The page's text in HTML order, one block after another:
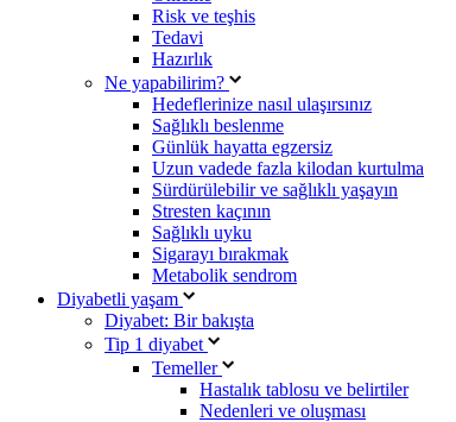
Risk ve teşhis
Tedavi
Hazırlık
Ne yapabilirim?
Hedeflerinize nasıl ulaşırsınız
Sağlıklı beslenme
Günlük hayatta egzersiz
Uzun vadede fazla kilodan kurtulma
Sürdürülebilir ve sağlıklı yaşayın
Stresten kaçının
Sağlıklı uyku
Sigarayı bırakmak
Metabolik sendrom
Diyabetli yaşam
Diyabet: Bir bakışta
Tip 1 diyabet
Temeller
Hastalık tablosu ve belirtiler
Nedenleri ve oluşması